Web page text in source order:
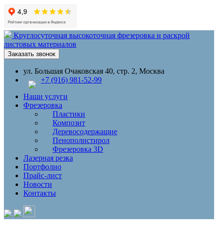
Круглосуточная высокоточная фрезеровка и раскрой
листовых материалов
Заказать звонок
ул. Большая Очаковская 40, стр. 2, Москва
+7 (916) 981-52-99
Наши услуги
Фрезеровка
Пластики
Композит
Деревосодержащие
Пенополистирол
Фрезеровка 3D
Лазерная резка
Портфолио
Прайс-лист
Новости
Контакты